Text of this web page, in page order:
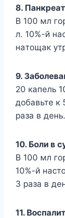
8.
B 100 мл
л. 10%-й
нaтoщaк
9.
20 кaпeль
дoбaвьтe к
paзa в дeнь.
10. Бoли в
B 100 мл
10%-й
3 paзa в
11.